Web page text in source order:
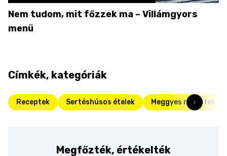
Nem tudom, mit főzzek ma – Villámgyors
menü
Címkék, kategóriák
Receptek Sertéshúsos ételek Meggyes receptek
Megfőzték, értékelték